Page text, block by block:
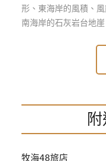
聯
形、東海岸的風積、風
南海岸的石灰岩台地
牧海48旅店